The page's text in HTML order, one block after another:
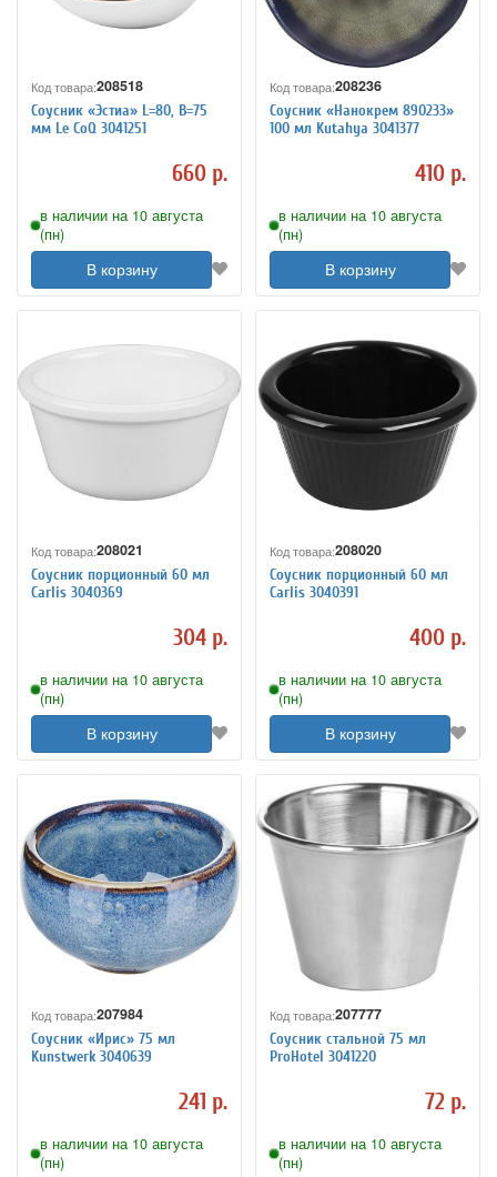
Код товара:208518
Соусник «Эстиа» L=80, B=75
мм Le CoQ 3041251
660 р.
в наличии на 10 августа
(пн)
В корзину
Код товара:208236
Соусник «Нанокрем 890233»
100 мл Kutahya 3041377
410 р.
в наличии на 10 августа
(пн)
В корзину
Код товара:208021
Соусник порционный 60 мл
Carlis 3040369
304 р.
в наличии на 10 августа
(пн)
В корзину
Код товара:208020
Соусник порционный 60 мл
Carlis 3040391
400 р.
в наличии на 10 августа
(пн)
В корзину
Код товара:207984
Соусник «Ирис» 75 мл
Kunstwerk 3040639
241 р.
в наличии на 10 августа
(пн)
Код товара:207777
Соусник стальной 75 мл
ProHotel 3041220
72 р.
в наличии на 10 августа
(пн)